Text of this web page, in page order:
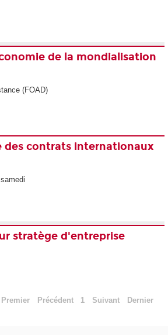
de la mondialisation
(FOAD)
des contrats internationaux
stratège d'entreprise
Premier Précédent 1 Suivant Dernier